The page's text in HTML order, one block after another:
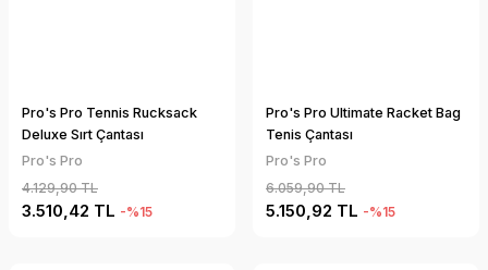
Pro's Pro Tennis Rucksack
Deluxe Sırt Çantası
Pro's Pro
4.129,90 TL
3.510,42 TL -%15
Pro's Pro Ultimate Racket Bag
Tenis Çantası
Pro's Pro
6.059,90 TL
5.150,92 TL -%15